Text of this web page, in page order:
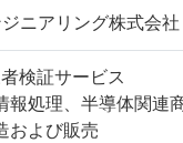
ニアリング株式会社
検証サービス
報処理、半導体関連
および販売